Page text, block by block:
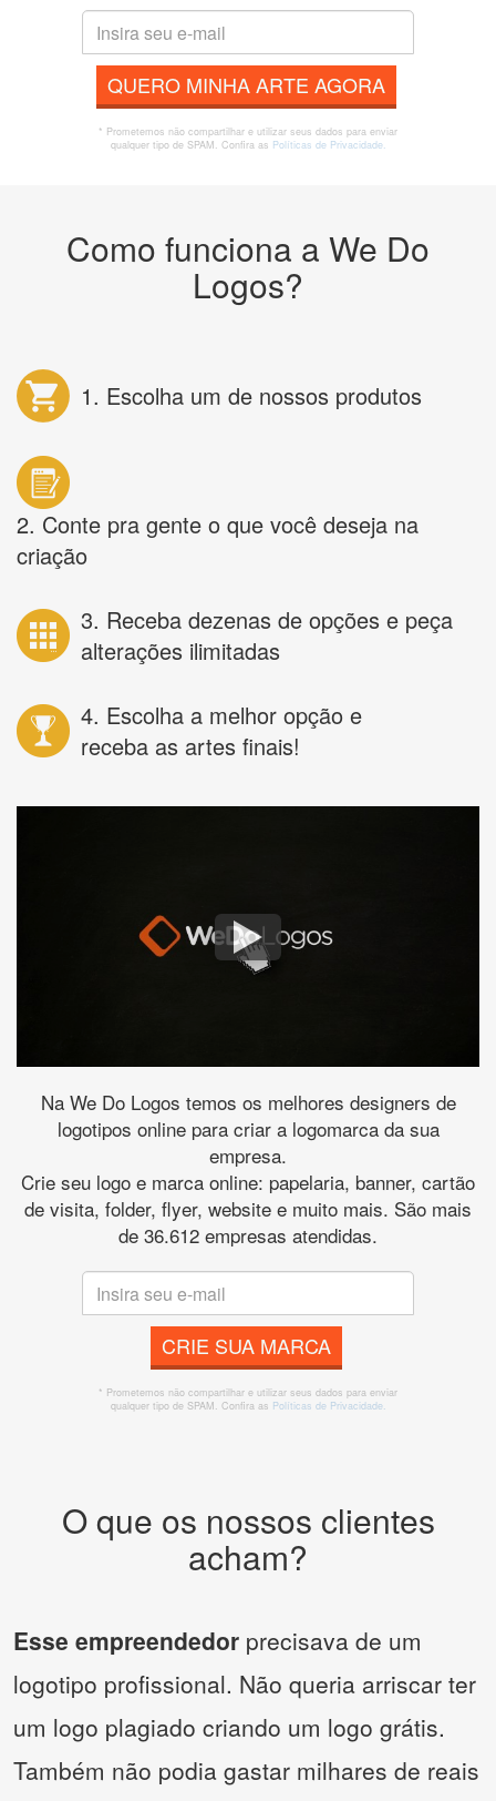
QUERO MINHA ARTE AGORA
* Prometemos não compartilhar e utilizar seus dados para enviar
qualquer tipo de SPAM. Confira as Políticas de Privacidade.
Como funciona a We Do
Logos?
1. Escolha um de nossos produtos
2. Conte pra gente o que você deseja na
criação
3. Receba dezenas de opções e peça
alterações ilimitadas
4. Escolha a melhor opção e
receba as artes finais!
Na We Do Logos temos os melhores designers de
logotipos online para criar a logomarca da sua
empresa.
Crie seu logo e marca online: papelaria, banner, cartão
de visita, folder, flyer, website e muito mais. São mais
de 36.612 empresas atendidas.
CRIE SUA MARCA
* Prometemos não compartilhar e utilizar seus dados para enviar
qualquer tipo de SPAM. Confira as Políticas de Privacidade.
O que os nossos clientes
acham?
Esse empreendedor precisava de um
logotipo profissional. Não queria arriscar ter
um logo plagiado criando um logo grátis.
Também não podia gastar milhares de reais